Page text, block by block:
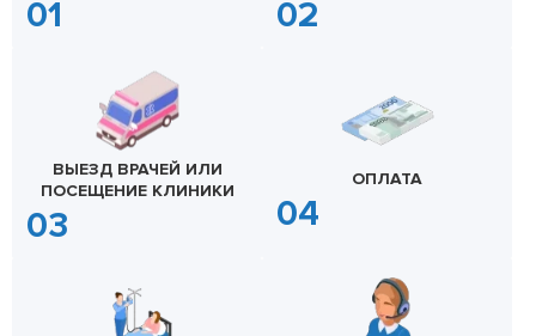
ВЫЕЗД ВРАЧЕЙ ИЛИ
ПОСЕЩЕНИЕ КЛИНИКИ
ОПЛАТА